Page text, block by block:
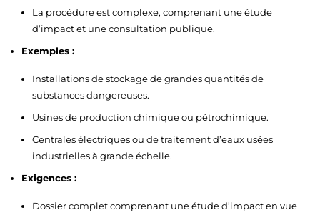
La procédure est complexe, comprenant une étude
d’impact et une consultation publique.
Exemples :
Installations de stockage de grandes quantités de
substances dangereuses.
Usines de production chimique ou pétrochimique.
Centrales électriques ou de traitement d’eaux usées
industrielles à grande échelle.
Exigences :
Dossier complet comprenant une étude d’impact en vue